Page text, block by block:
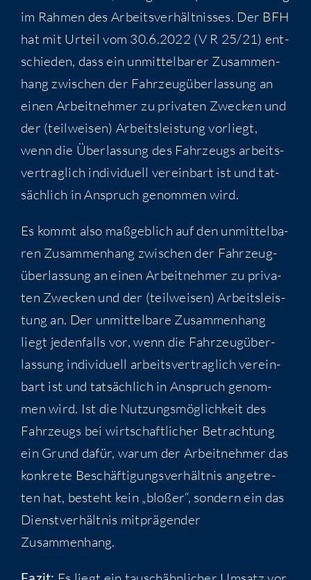
im Rah­men des Arbeits­ver­hält­nis­ses. Der BFH
hat mit Urteil vom 30.6.2022 (V R 25/21) ent­
schie­den, dass ein unmit­tel­ba­rer Zusam­men­
hang zwi­schen der Fahr­zeug­über­las­sung an
einen Arbeit­neh­mer zu pri­va­ten Zwe­cken und
der (teil­wei­sen) Arbeits­leis­tung vor­liegt,
wenn die Über­las­sung des Fahr­zeugs arbeits­
ver­trag­lich indi­vi­du­ell ver­ein­bart ist und tat­
säch­lich in Anspruch genom­men wird.
Es kommt also maß­geb­lich auf den unmit­tel­ba­
ren Zusam­men­hang zwi­schen der Fahr­zeug­
über­las­sung an einen Arbeit­neh­mer zu pri­va­
ten Zwe­cken und der (teil­wei­sen) Arbeits­leis­
tung an. Der unmit­tel­ba­re Zusam­men­hang
liegt jeden­falls vor, wenn die Fahr­zeug­über­
las­sung indi­vi­du­ell arbeits­ver­trag­lich ver­ein­
bart ist und tat­säch­lich in Anspruch genom­
men wird. Ist die Nut­zungs­mög­lich­keit des
Fahr­zeugs bei wirt­schaft­li­cher Betrach­tung
ein Grund dafür, war­um der Arbeit­neh­mer das
kon­kre­te Beschäf­ti­gungs­ver­hält­nis ange­tre­
ten hat, besteht kein „blo­ßer“, son­dern ein das
Dienst­ver­hält­nis mit­prä­gen­der
Zusammenhang.